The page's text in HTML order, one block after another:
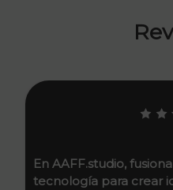
AAFF.studio es donde
través de un diseño